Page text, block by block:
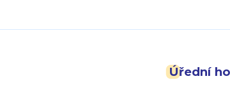
Úřední